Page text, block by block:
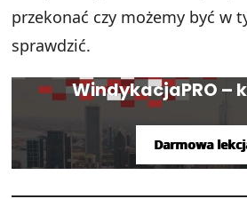
przekonać czy możemy być w
sprawdzić.
WindykacjaPRO –
Darmowa